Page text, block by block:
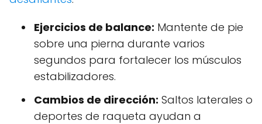
Ejercicios de balance: Mantente de pie
sobre una pierna durante varios
segundos para fortalecer los músculos
estabilizadores.
Cambios de dirección: Saltos laterales o
deportes de raqueta ayudan a